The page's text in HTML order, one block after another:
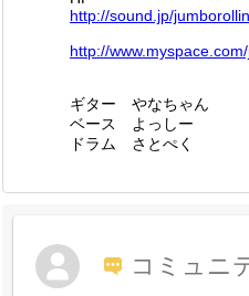
http://sound.jp/jumbo
http://www.myspace.co
ギター やなちゃん
ベース よっしー
ドラム さとぺく
コミュニ